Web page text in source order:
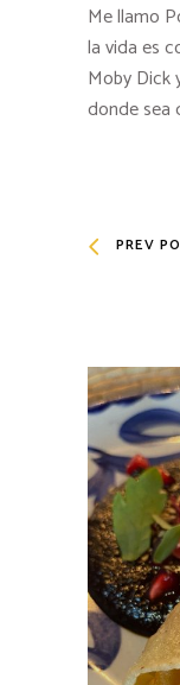
Me llamo
la vida es
Moby Dick
donde sea
PREV